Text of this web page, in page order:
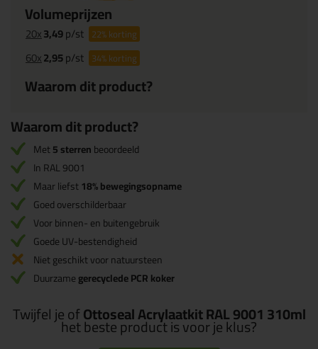
Volumeprijzen
20x3,49p/st 22%korting
60x2,95p/st 34%korting
Waarom dit product?
Waarom dit product?
Met5 sterrenbeoordeeld
In RAL 9001
Maar liefst18% bewegingsopname
Goed overschilderbaar
Voor binnen- en buitengebruik
Goede UV-bestendigheid
Niet geschikt voor natuursteen
Duurzamegerecyclede PCR koker
Twijfel je ofOttoseal Acrylaatkit RAL 9001 310ml
het beste product is voor je klus?